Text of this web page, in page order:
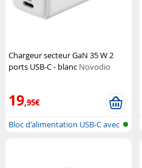
Chargeur secteur GaN 35 W 2
ports USB-C - blanc Novodio
19,95€
Bloc d'alimentation USB-C avec